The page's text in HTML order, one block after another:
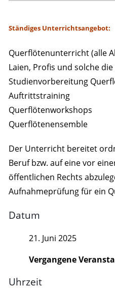
Ständiges Unterrichtsangebot:
Querflötenunterricht (alle
Laien, Profis und solche
Studienvorbereitung
Auftrittstraining
Querflötenworkshops
Querflötenensemble
Der Unterricht bereitet
Beruf bzw. auf eine vor
öffentlichen Rechts
Aufnahmeprüfung für ein
Datum
21. Juni 2025
Vergangene
Uhrzeit